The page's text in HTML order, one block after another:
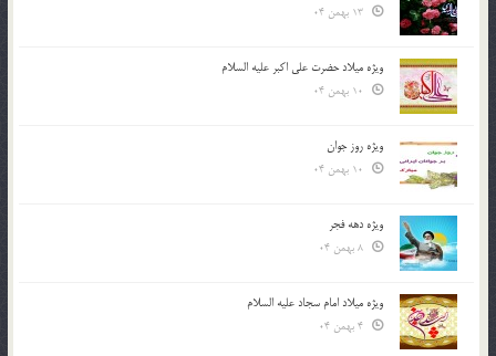
ویژه میلاد حضرت علی اکبر علیه السلام
ویژه روز جوان
ویژه دهه فجر
ویژه میلاد امام سجاد علیه السلام